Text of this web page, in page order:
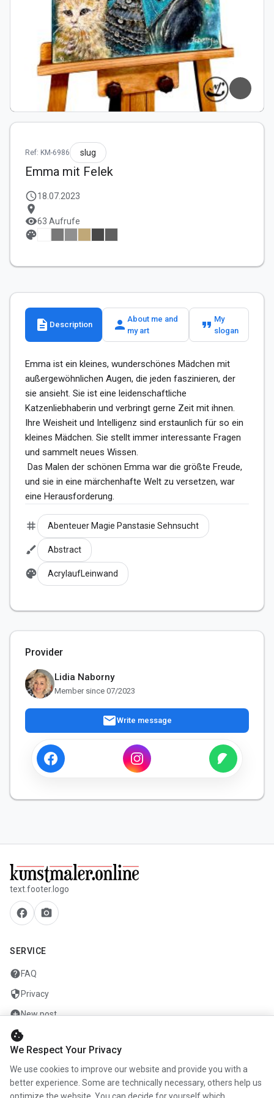
Ref: KM-6986 slug
Emma mit Felek
schedule18.07.2023
location_on
visibility63 Aufrufe
palette
description Description person About me and
my art
format_quote My
slogan
Emma ist ein kleines, wunderschönes Mädchen mit
außergewöhnlichen Augen, die jeden faszinieren, der
sie ansieht. Sie ist eine leidenschaftliche
Katzenliebhaberin und verbringt gerne Zeit mit ihnen.
Ihre Weisheit und Intelligenz sind erstaunlich für so ein
kleines Mädchen. Sie stellt immer interessante Fragen
und sammelt neues Wissen.
und sie in eine märchenhafte Welt zu versetzen, war
eine Herausforderung.
tag Abenteuer Magie Panstasie Sehnsucht
brush Abstract
palette AcrylaufLeinwand
Provider
Lidia Naborny
Member since 07/2023
mailWrite message
text.footer.logo
facebook camera_alt
SERVICE
helpFAQ
security Privacy
add_circleNew post
mailContact
COMPANY
cookie
We Respect Your Privacy
We use cookies to improve our website and provide you with a
better experience. Some are technically necessary, others help us